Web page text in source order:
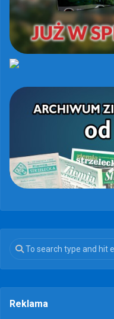
Reklama